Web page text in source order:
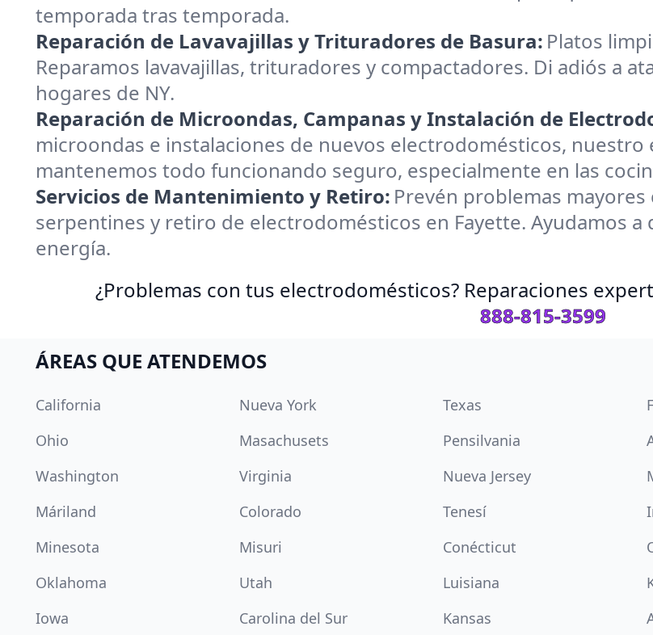
temporada tras temporada.
Reparación de Lavavajillas y Trituradores de Basura: Platos
Reparamos lavavajillas, trituradores y compactadores. Di adiós a
hogares de NY.
Reparación de Microondas, Campanas y Instalación de
microondas e instalaciones de nuevos electrodomésticos,
mantenemos todo funcionando seguro, especialmente en las
Servicios de Mantenimiento y Retiro: Prevén problemas
serpentines y retiro de electrodomésticos en Fayette. Ayudamos
energía.
¿Problemas con tus electrodomésticos? Reparaciones
888-815-3599
ÁREAS QUE ATENDEMOS
California Nueva York Texas
Ohio
Masachusets Pensilvania
Washington
Virginia Nueva Jersey
Máriland
Colorado Tenesí
Minesota
Misuri Conécticut
Oklahoma
Utah Luisiana
Iowa
Carolina del Sur Kansas